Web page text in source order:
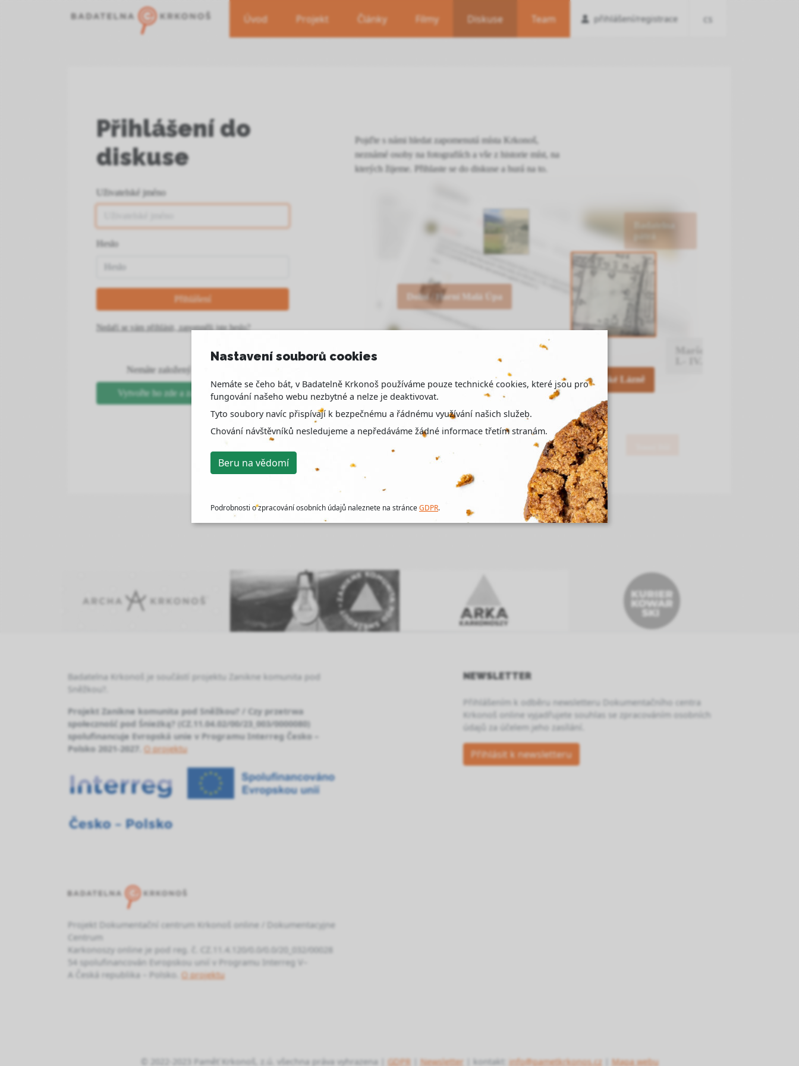
Nastavení souborů cookies
Nemáte se čeho bát, v Badatelně Krkonoš používáme pouze technické cookies, které jsou pro
fungování našeho webu nezbytné a nelze je deaktivovat.
Tyto soubory navíc přispívají k bezpečnému a řádnému využívání našich služeb.
Chování návštěvníků nesledujeme a nepředáváme žádné informace třetím stranám.
Beru na vědomí
Podrobnosti o zpracování osobních údajů naleznete na stránceGDPR.
Úvod Projekt Články Filmy Diskuse Team přihlášení/registrace cs
Přihlášení do
diskuse
Uživatelské jméno
Heslo
Nedaří se vám přihlásit, zapomněli jste heslo?
Nemáte založený uživatelský účet?
Vytvořte ho zde a zapojte se do diskuse.
Pojďte s námi hledat zapomenutá místa Krkonoš,
neznámé osoby na fotografiích a vše z historie míst, na
kterých žijeme. Přihlaste se do diskuse a hurá na to.
Dolní / Horní Malá Úpa
I.- IV.
Suchý Důl
Svoboda nad Úpou
Badatelna Krkonoš je součástí projektu Zanikne komunita pod
Sněžkou?.
Projekt Zanikne komunita pod Sněžkou? / Czy przetrwa
społeczność pod Śnieżką? (CZ.11.04.02/00/23_003/0000080)
spolufinancuje Evropská unie v Programu Interreg Česko –
Polsko 2021-2027.
O projektu
Projekt Dokumentační centrum Krkonoš online / Dokumentacyjne
Centrum
Karkonoszy online je pod reg. č. CZ.11.4.120/0.0/0.0/20_032/00028
54 spolufinancován Evropskou unií v Programu Interreg V–
A Česká republika – Polsko. O projektu
NEWSLETTER
Přihlášením k odběru newsletteru Dokumentačního centra
Krkonoš online vyjadřujete souhlas se zpracováním osobních
údajů za účelem jeho zasílání.
Přihlásit k newsletteru
© 2022-2023 Paměť Krkonoš, z.ú. všechna práva vyhrazena | GDPR Newsletter | kontakt: info@pametkrkonos.cz Mapa webu